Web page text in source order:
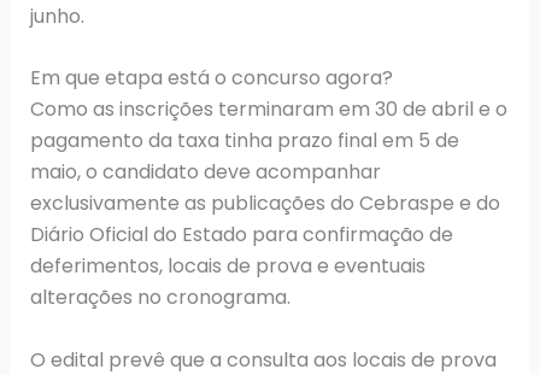
junho.
Em que etapa está o concurso agora?
Como as inscrições terminaram em 30 de abril e o
pagamento da taxa tinha prazo final em 5 de
maio, o candidato deve acompanhar
exclusivamente as publicações do Cebraspe e do
Diário Oficial do Estado para confirmação de
deferimentos, locais de prova e eventuais
alterações no cronograma.
O edital prevê que a consulta aos locais de prova